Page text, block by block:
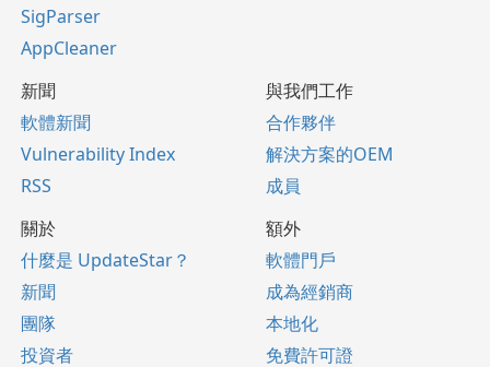
SigParser
AppCleaner
新聞
軟體新聞
Vulnerability Index
RSS
與我們工作
合作夥伴
解決方案的OEM
成員
關於
什麼是 UpdateStar？
新聞
團隊
投資者
額外
軟體門戶
成為經銷商
本地化
免費許可證